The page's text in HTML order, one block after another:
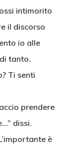
intimorito
il discorso
io alle
tanto.
Ti senti
prendere
dissi.
è